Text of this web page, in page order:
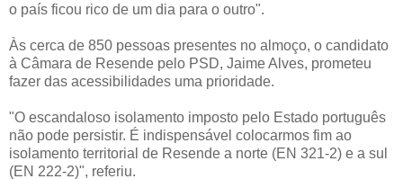
o país ficou rico de um dia para o outro".
Às cerca de 850 pessoas presentes no almoço, o candidato
à Câmara de Resende pelo PSD, Jaime Alves, prometeu
fazer das acessibilidades uma prioridade.
"O escandaloso isolamento imposto pelo Estado português
não pode persistir. É indispensável colocarmos fim ao
isolamento territorial de Resende a norte (EN 321-2) e a sul
(EN 222-2)", referiu.